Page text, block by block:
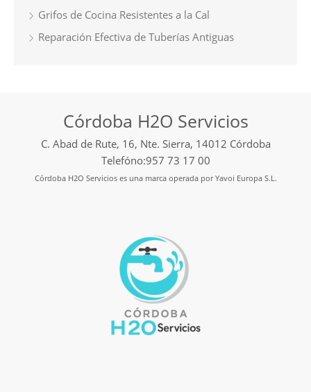
Grifos de Cocina Resistentes a la Cal
Reparación Efectiva de Tuberías Antiguas
Córdoba H2O Servicios
C. Abad de Rute, 16, Nte. Sierra, 14012 Córdoba
Telefóno:957 73 17 00
Córdoba H2O Servicios es una marca operada por Yavoi Europa S.L.